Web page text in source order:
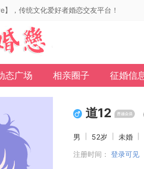
】，传统文化爱好者婚恋交友平台！
态广场 相亲圈子 征婚信
道12
男 52岁 未婚
注册时间： 登录可见